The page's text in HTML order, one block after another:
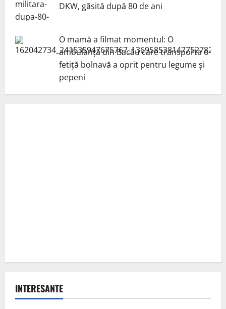
DKW, găsită după 80 de ani
O mamă a filmat momentul: O
ambulanță din Bacău care transporta o
fetiță bolnavă a oprit pentru legume și
pepeni
INTERESANTE